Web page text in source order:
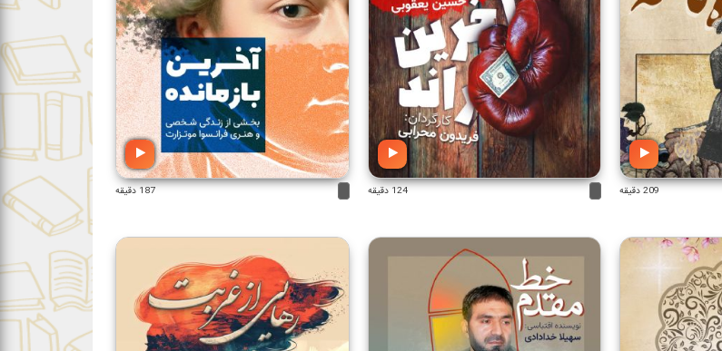
209 دقیقه 124 دقیقه 187 دقیقه